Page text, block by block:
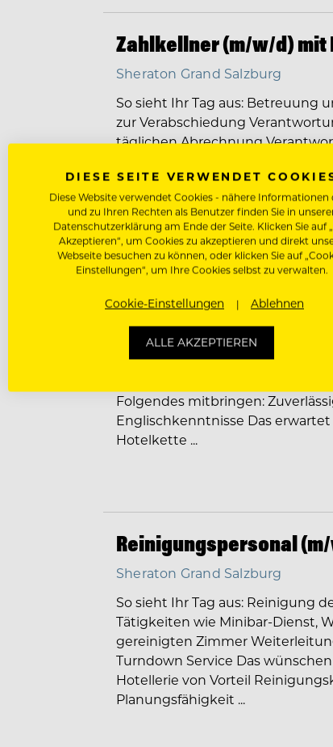
Zahlkellner (m/w/d) mit
Sheraton Grand Salzburg
So sieht Ihr Tag aus: Betreuung
zur Verabschiedung
täglichen Abrechnung
Unterstützung unterstellter
en place Arbeiten im
Spülkraftpersonal (m/w/
Sheraton Grand Salzburg
Ihre Aufgaben Verantwortlich
Reinigung des Bestecks, der
Reinigungsaufgaben im
Folgendes mitbringen:
Englischkenntnisse Das
Hotelkette ...
Reinigungspersonal
Sheraton Grand Salzburg
So sieht Ihr Tag aus: Reinigung
Tätigkeiten wie Minibar-Dienst,
gereinigten Zimmer
Turndown Service Das
Hotellerie von Vorteil
Planungsfähigkeit ...
DIESE SEITE VERWENDET
Diese Website verwendet Cookies - nähere Informationen
und zu Ihren Rechten als Benutzer finden Sie in
Datenschutzerklärung am Ende der Seite. Klicken Sie auf
Akzeptieren“, um Cookies zu akzeptieren und direkt
Webseite besuchen zu können, oder klicken Sie auf
Einstellungen“, um Ihre Cookies selbst zu verwalten.
Cookie-Einstellungen Ablehnen
ALLE AKZEPTIEREN